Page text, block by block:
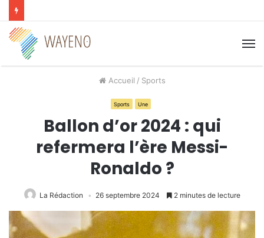
Accueil / Sports
Sports Une
Ballon d’or 2024 : qui
refermera l’ère Messi-
Ronaldo ?
La Rédaction 26 septembre 2024 2 minutes de lecture